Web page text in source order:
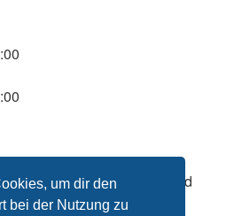
um dir den
bei der Nutzung zu
Software © phpBB Limited
phpBB.de